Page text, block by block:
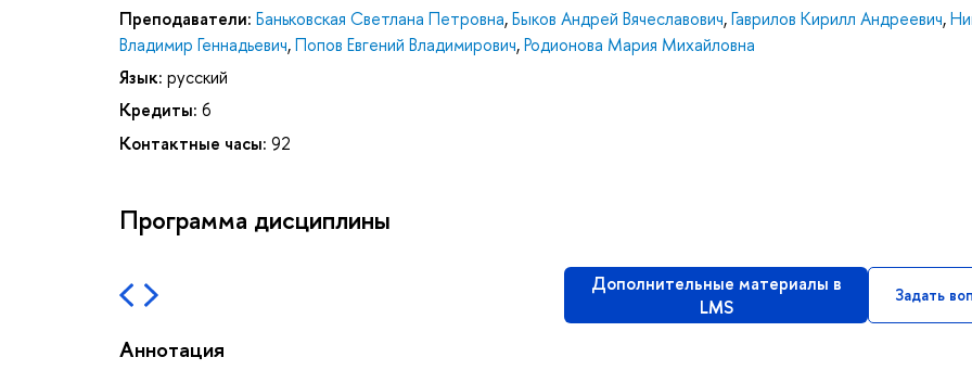
Преподаватели: Баньковская Светлана Петровна,Быков Андрей Вячеславович,Гаврилов Кирилл Андреевич,
Владимир Геннадьевич,Попов Евгений Владимирович,Родионова Мария Михайловна
Язык: русский
Кредиты: 6
Контактные часы: 92
Программа дисциплины
Дополнительные материалы в
LMS
Задать
Аннотация